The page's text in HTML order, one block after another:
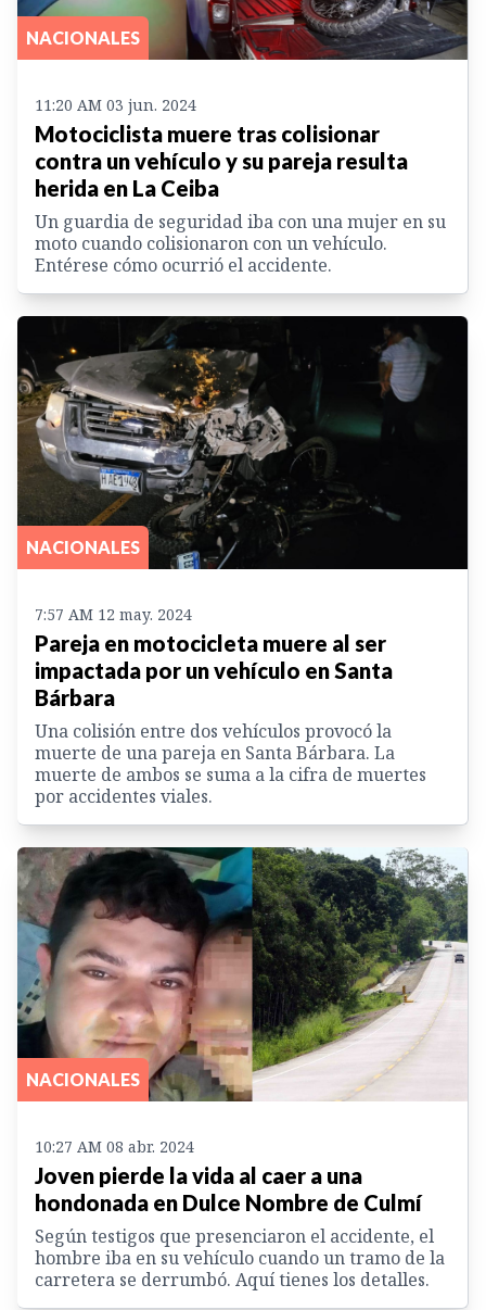
NACIONALES
11:20 AM 03 jun. 2024
Motociclista muere tras colisionar
contra un vehículo y su pareja resulta
herida en La Ceiba
Un guardia de seguridad iba con una mujer en su
moto cuando colisionaron con un vehículo.
Entérese cómo ocurrió el accidente.
NACIONALES
7:57 AM 12 may. 2024
Pareja en motocicleta muere al ser
impactada por un vehículo en Santa
Bárbara
Una colisión entre dos vehículos provocó la
muerte de una pareja en Santa Bárbara. La
muerte de ambos se suma a la cifra de muertes
por accidentes viales.
NACIONALES
10:27 AM 08 abr. 2024
Joven pierde la vida al caer a una
hondonada en Dulce Nombre de Culmí
Según testigos que presenciaron el accidente, el
hombre iba en su vehículo cuando un tramo de la
carretera se derrumbó. Aquí tienes los detalles.